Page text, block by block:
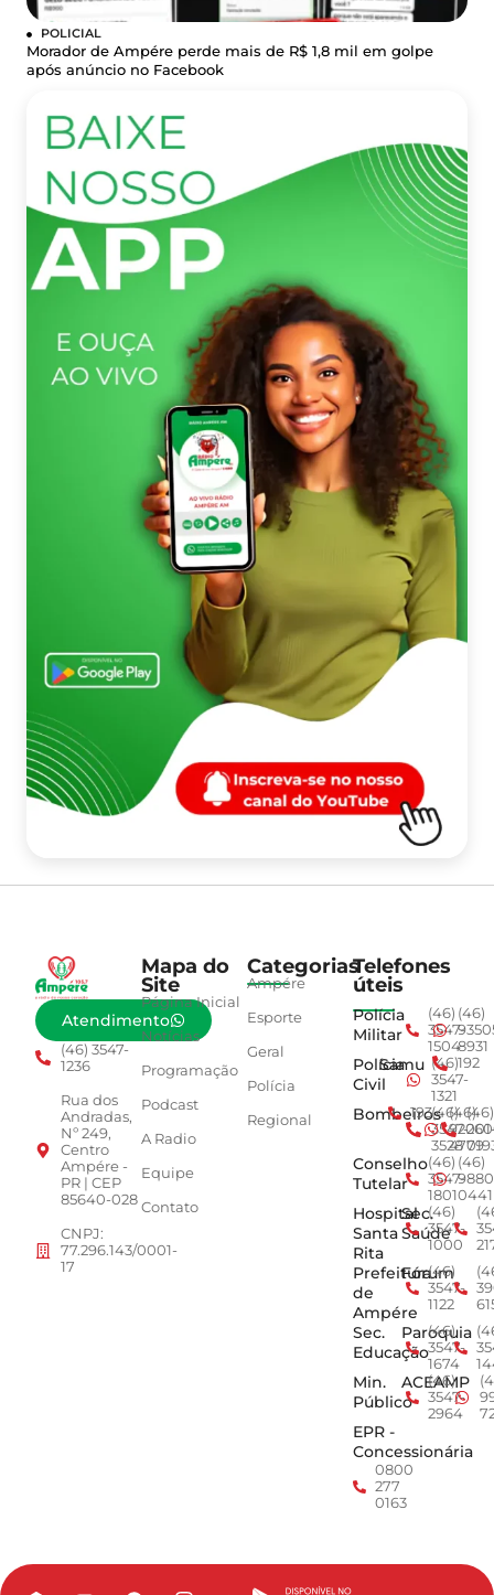
POLICIAL
Morador de Ampére perde mais de R$ 1,8 mil em golpe
após anúncio no Facebook
Atendimento
(46) 3547-
1236
Rua dos
Andradas,
Nº 249,
Centro
Ampére -
PR | CEP
85640-028
CNPJ:
77.296.143/0001-
17
Mapa do
Site
Página Inicial
Notícias
Programação
Podcast
A Radio
Equipe
Contato
Categorias
Ampére
Esporte
Geral
Polícia
Regional
Telefones
úteis
Polícia
Militar
(46)
3547-
1504
(46)
8931
Polícia
Civil
Samu (46)
3547-
1321
192
Bombeiros
193(46)
3547-
3528
(46)
4779
(46)
Conselho
Tutelar
(46)
3547-
1801
(46)
0441
Hospital
Santa
Rita
Sec.
Saúde
(46)
3547-
1000
Prefeitura
de
Ampére
Fórum
(46)
3547-
1122
Sec.
Educação
Paroquia
(46)
3547-
1674
Min.
Público
ACEAMP
(46)
3547-
2964
EPR -
Concessionária
0800
277
0163